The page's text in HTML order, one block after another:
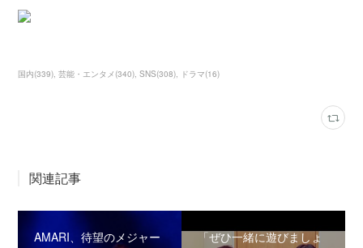
国内(339) 芸能・エンタメ (340) SNS(308) ドラマ(16)
関連記事
AMARI、待望のメジャー
「ぜひ一緒に遊びましょ